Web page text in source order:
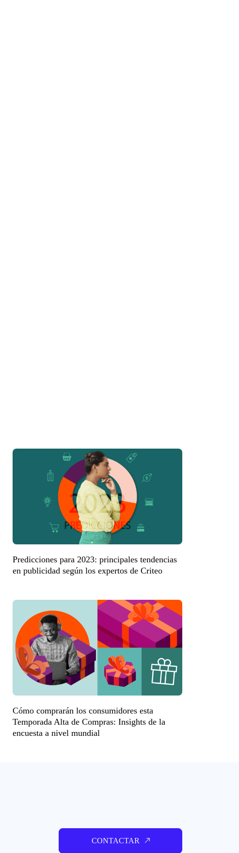
Predicciones para 2023: principales tendencias
en publicidad según los expertos de Criteo
Cómo comprarán los consumidores esta
Temporada Alta de Compras: Insights de la
encuesta a nivel mundial
CONTACTAR